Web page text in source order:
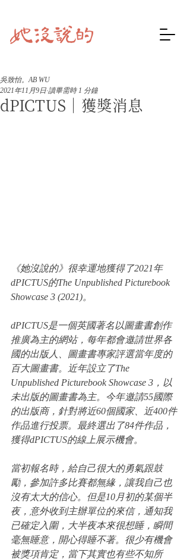
dPICTUS｜獲獎消息
吳致怡。AB WU
2021年11月9日 讀畢需時 1 分鐘
《她沒說的》很幸運地獲得了2021年
dPICTUS的The Unpublished Picturebook
Showcase 3 (2021)。
dPICTUS是一個英國著名以圖畫書創作
推廣為主的網站，每年都會邀請世界各
國的出版人、圖畫書專家評選當年度的
百大圖畫書。近年設立了The
Unpublished Picturebook Showcase 3，以
未出版的圖畫書為主。今年邀請55國際
的出版商，針對將近60個國家、近400件
作品進行投票。最終選出了84件作品，
獲得dPICTUS的線上展示機會。
當初報名時，給自己很大的勇氣跟鼓
勵，參加許多比賽都無緣，讓我自己也
沒有太大的信心。但是10月初的某個半
夜，意外收到主辦單位的來信，通知我
已確定入圍，大半夜本來很想睡，瞬間
毫無睡意，開心得睡不著。很少有機會
被獎項肯定，當下其實也有些不知所